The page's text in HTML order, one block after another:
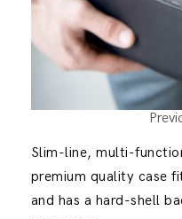
Slim-line, multi-
premium quality case
and has a hard-shell